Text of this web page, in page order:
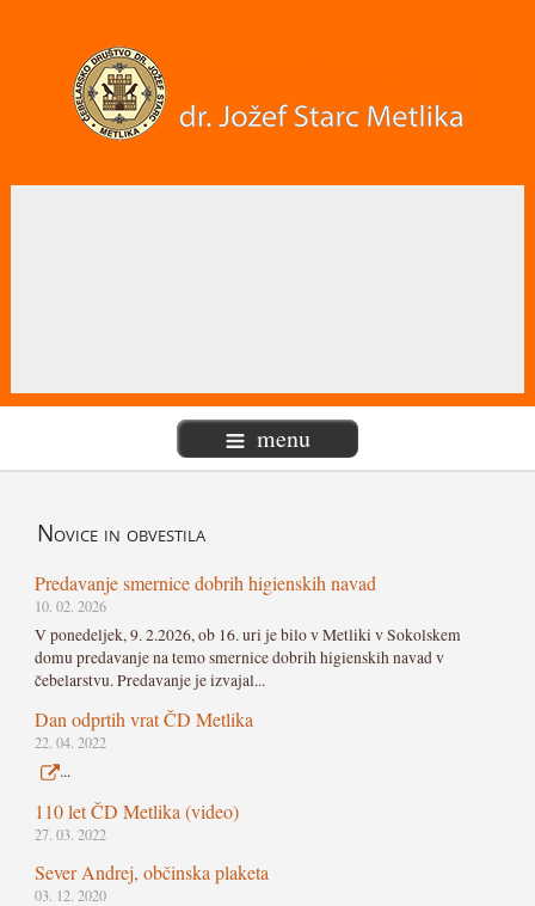
menu
Novicein obvestila
Predavanje smernice dobrih higienskih navad
10. 02. 2026
V ponedeljek, 9. 2.2026, ob 16. uri je bilo v Metliki v Sokolskem
domu predavanje na temo smernice dobrih higienskih navad v
čebelarstvu. Predavanje je izvajal...
Dan odprtih vrat ČD Metlika
22. 04. 2022
...
110 let ČD Metlika (video)
27. 03. 2022
Sever Andrej, občinska plaketa
03. 12. 2020